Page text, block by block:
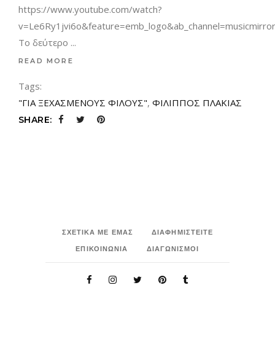
https://www.youtube.com/watch?
v=Le6Ry1jvi6o&feature=emb_logo&ab_channel=musicmirror
Το δεύτερο
READ MORE
Tags:
"ΓΙΑ ΞΕΧΑΣΜΕΝΟΥΣ ΦΙΛΟΥΣ", ΦΙΛΙΠΠΟΣ ΠΛΑΚΙΑΣ
SHARE:
ΣΧΕΤΙΚΑ ΜΕ ΕΜΑΣ
ΔΙΑΦΗΜΙΣΤΕΙΤΕ
ΕΠΙΚΟΙΝΩΝΙΑ
ΔΙΑΓΩΝΙΣΜΟΙ